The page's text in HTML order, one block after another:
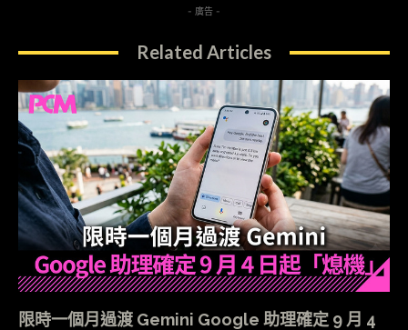
- 廣告 -
Related Articles
限時一個月過渡 Gemini Google 助理確定 9 月 4